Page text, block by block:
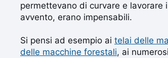
permettevano di curvare e
avvento, erano impensabili.
Si pensi ad esempio ai telai delle
delle macchine forestali, ai